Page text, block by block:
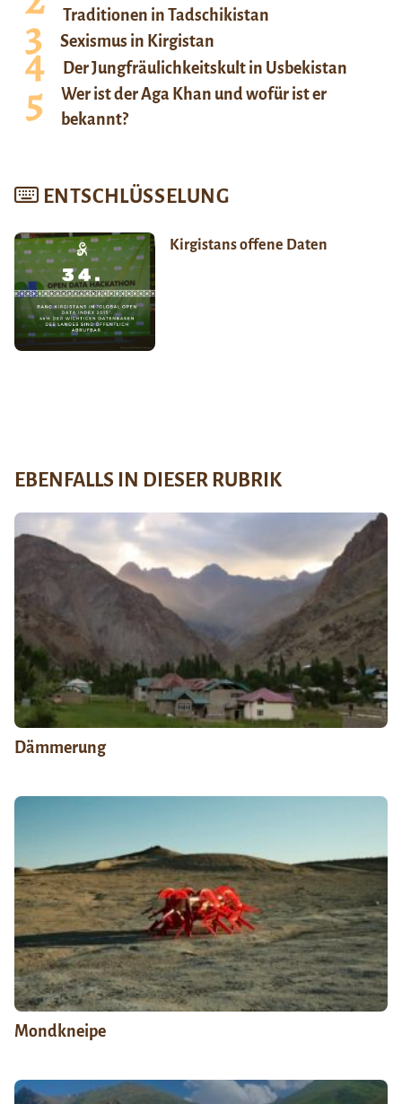
Traditionen in Tadschikistan
Sexismus in Kirgistan
Der Jungfräulichkeitskult in Usbekistan
Wer ist der Aga Khan und wofür ist er
bekannt?
ENTSCHLÜSSELUNG
Kirgistans offene Daten
EBENFALLS IN DIESER RUBRIK
Dämmerung
Mondkneipe